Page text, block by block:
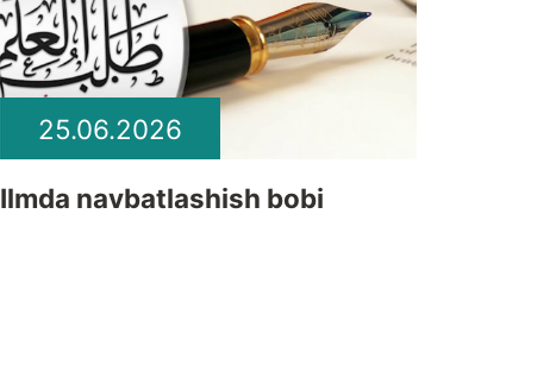
25.06.2026
Ilmda navbatlashish bobi